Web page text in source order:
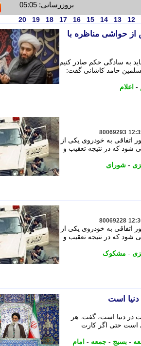
بروزرسانی: 05:05
12
13
14
15
16
17
18
19
20
از حواشی مناظره با
به سادگی حکم صادر کنیم
حامد کاشانی گفت:
- اعلام
80069293
زنی، به طور اتفاقی به خودروی یکی از
که در نتیجه تعقیب و
- شورای
80069228
زنی، به طور اتفاقی به خودروی یکی از
که در نتیجه تعقیب و
- مشکوک
است
در دنیا است، گفت: هر
است حتی اگر کارت
- بسیج - جمعه - امام